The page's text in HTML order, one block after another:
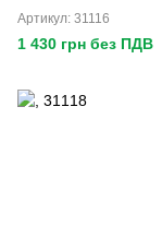
Артикул: 31116
1 430 грн без ПДВ